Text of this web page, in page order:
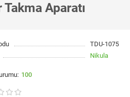
Aparatı
TDU-1075
Nikula
100